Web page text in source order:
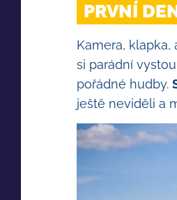
PRVNÍ
Kamera, klapka,
si parádní
pořádné hudby.
ještě neviděli a